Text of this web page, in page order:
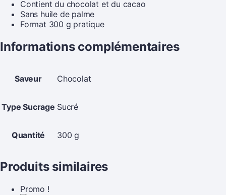
Contient du chocolat et du cacao
Sans huile de palme
Format 300 g pratique
Informations complémentaires
Saveur Chocolat
Type Sucrage Sucré
Quantité 300 g
Produits similaires
Promo !